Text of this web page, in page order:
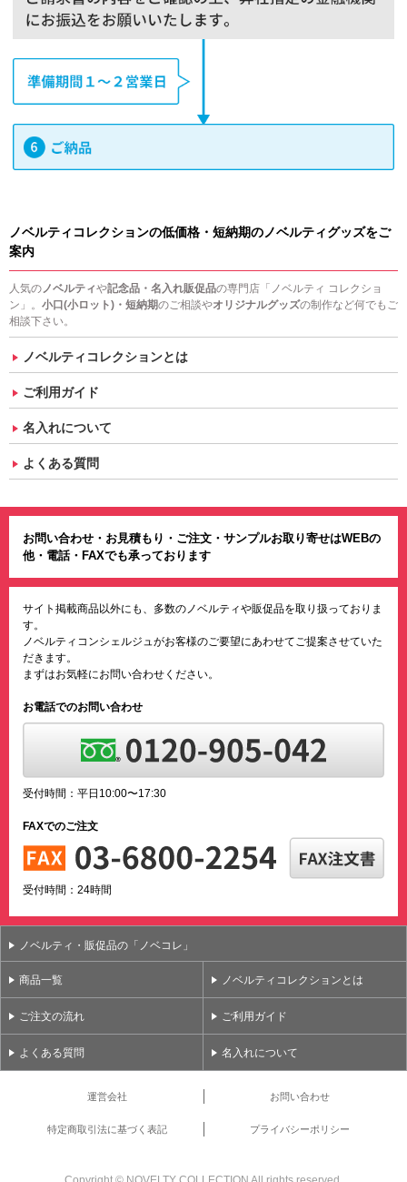
ノベルティコレクションの低価格・短納期のノベルティグッズをご
案内
人気のノベルティや記念品・名入れ販促品の専門店「ノベルティ コレクショ
ン」。 小口(小ロット)・短納期のご相談やオリジナルグッズの制作など何でもご
相談下さい。
ノベルティコレクションとは
ご利用ガイド
名入れについて
よくある質問
お問い合わせ・お見積もり・ご注文・サンプルお取り寄せはWEBの
他・電話・FAXでも承っております
サイト掲載商品以外にも、多数のノベルティや販促品を取り扱っておりま
す。
ノベルティコンシェルジュがお客様のご要望にあわせてご提案させていた
だきます。
まずはお気軽にお問い合わせください。
お電話でのお問い合わせ
受付時間：平日10:00〜17:30
FAXでのご注文
受付時間：24時間
ノベルティ・販促品の「ノベコレ」
商品一覧 ノベルティコレクションとは
ご注文の流れ ご利用ガイド
よくある質問 名入れについて
運営会社 お問い合わせ
特定商取引法に基づく表記 プライバシーポリシー